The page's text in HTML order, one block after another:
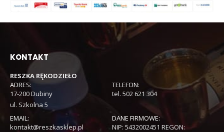
KONTAKT
RESZKA RĘKODZIEŁO
ADRES:
17-200 Dubiny
ul. Szkolna 5
TELEFON:
tel. 502 621 304
EMAIL:
kontakt@reszkasklep.pl
DANE FIRMOWE:
NIP: 5432002451 REGON: